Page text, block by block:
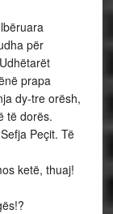
për
prapa
dy-tre orësh,
të dorës.
Peçit. Të
ketë, thuaj!